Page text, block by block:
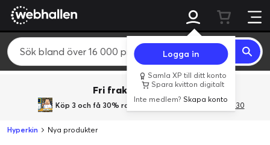
Logga in
Samla XP till ditt konto
Spara kvitton digitalt
Inte medlem?Skapa konto
Fri frakt över 800 kr.
Köp 3 och få 30% rabatt med rabattkoden 3Gives30
Hyperkin Nya produkter